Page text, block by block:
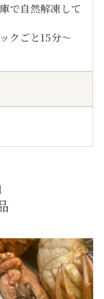
で自然解凍して
クごと15分～